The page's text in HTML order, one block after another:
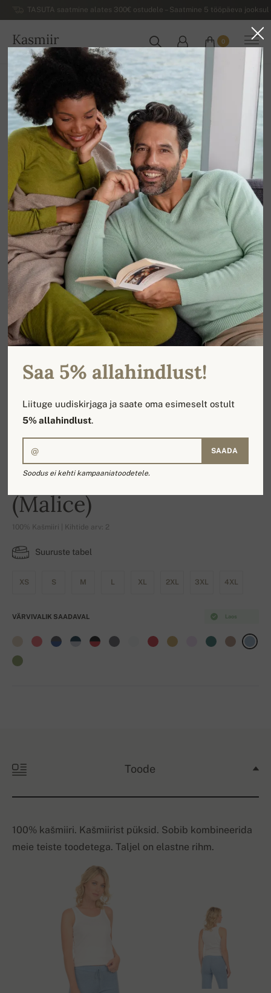
TASUTA saatmine alates 300€ ostudele – Saatmine 5 tööpäeva
Kasmiir
EESTI
0
Koju Luksuslikud naiste kašmiirist sviitrid Kašmiirist püksid
Naiste pikad püksid
(Malice)
100% Kašmiiri | Kihtide arv: 2
Suuruste tabel
XS S M L XL 2XL 3XL 4XL
Laos
VÄRVIVALIK SAADAVAL
Toode
100% kašmiiri. Kašmiirist püksid. Sobib kombineerida
meie teiste toodetega. Taljel on elastne rihm.
Saa 5% allahindlust!
Liituge uudiskirjaga ja saate oma esimeselt ostult
5% allahindlust.
SAADA
Soodus ei kehti kampaaniatoodetele.